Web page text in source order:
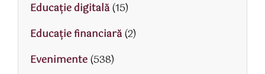
Educaţie digitală(15)
Educaţie financiară(2)
Evenimente(538)